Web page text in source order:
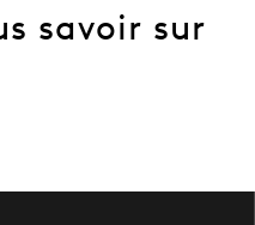
savoir sur